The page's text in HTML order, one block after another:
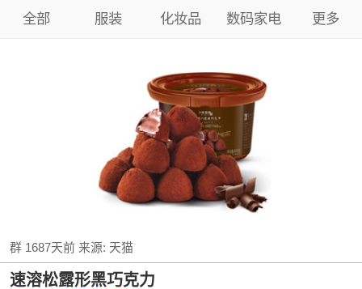
全部 服装 化妆品 数码家电 更多
群 1687天前来源: 天猫
速溶松露形黑巧克力